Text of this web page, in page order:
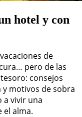
hotel y con
de
pero de las
consejos
motivos de sobra
a vivir una
el alma.